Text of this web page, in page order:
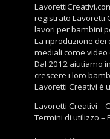
registrato Lavoretti
lavori per bambini
La riproduzione dei
mediali come
Dal 2012 aiutiamo
crescere i loro
Lavoretti Creativi è
Lavoretti Creativi –
Termini di utilizzo –